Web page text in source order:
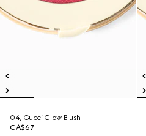
04, Gucci Glow Blush
CA$67